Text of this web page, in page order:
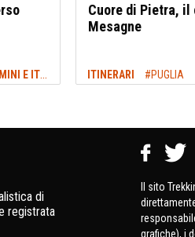
TREKKING PUGLIA: SENTIERI, CAMMINI E ITINERARI #PUGLIA
Cuore di Pietra,
Mesagne
ITINERARI #PUGLIA
di
registrata
Il sito
grafiche), i